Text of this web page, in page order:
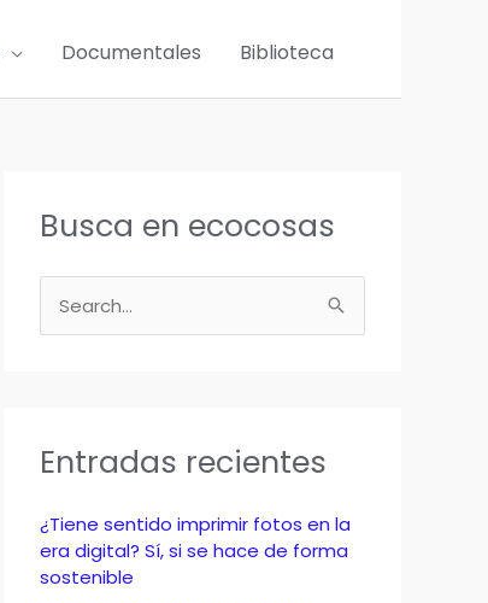
Documentales Biblioteca
Busca en ecocosas
u
r
o
r
Entradas recientes
¿Tiene sentido imprimir fotos en la
era digital? Sí, si se hace de forma
sostenible